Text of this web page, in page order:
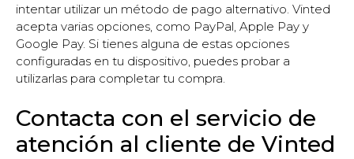
intentar utilizar un método de pago alternativo. Vinted
acepta varias opciones, como PayPal, Apple Pay y
Google Pay. Si tienes alguna de estas opciones
configuradas en tu dispositivo, puedes probar a
utilizarlas para completar tu compra.
Contacta con el servicio de
atención al cliente de Vinted